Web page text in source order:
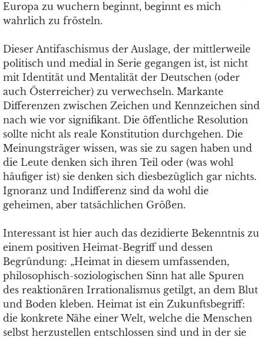
Europa zu wuchern beginnt, beginnt es mich
wahrlich zu frösteln.
Dieser Antifaschismus der Auslage, der mittlerweile
politisch und medial in Serie gegangen ist, ist nicht
mit Identität und Mentalität der Deutschen (oder
auch Österreicher) zu verwechseln. Markante
Differenzen zwischen Zeichen und Kennzeichen sind
nach wie vor signifikant. Die öffentliche Resolution
sollte nicht als reale Konstitution durchgehen. Die
Meinungsträger wissen, was sie zu sagen haben und
die Leute denken sich ihren Teil oder (was wohl
häufiger ist) sie denken sich diesbezüglich gar nichts.
Ignoranz und Indifferenz sind da wohl die
geheimen, aber tatsächlichen Größen.
Interessant ist hier auch das dezidierte Bekenntnis zu
einem positiven Heimat-Begriff und dessen
Begründung: „Heimat in diesem umfassenden,
philosophisch-soziologischen Sinn hat alle Spuren
des reaktionären Irrationalismus getilgt, an dem Blut
und Boden kleben. Heimat ist ein Zukunftsbegriff:
die konkrete Nähe einer Welt, welche die Menschen
selbst herzustellen entschlossen sind und in der sie